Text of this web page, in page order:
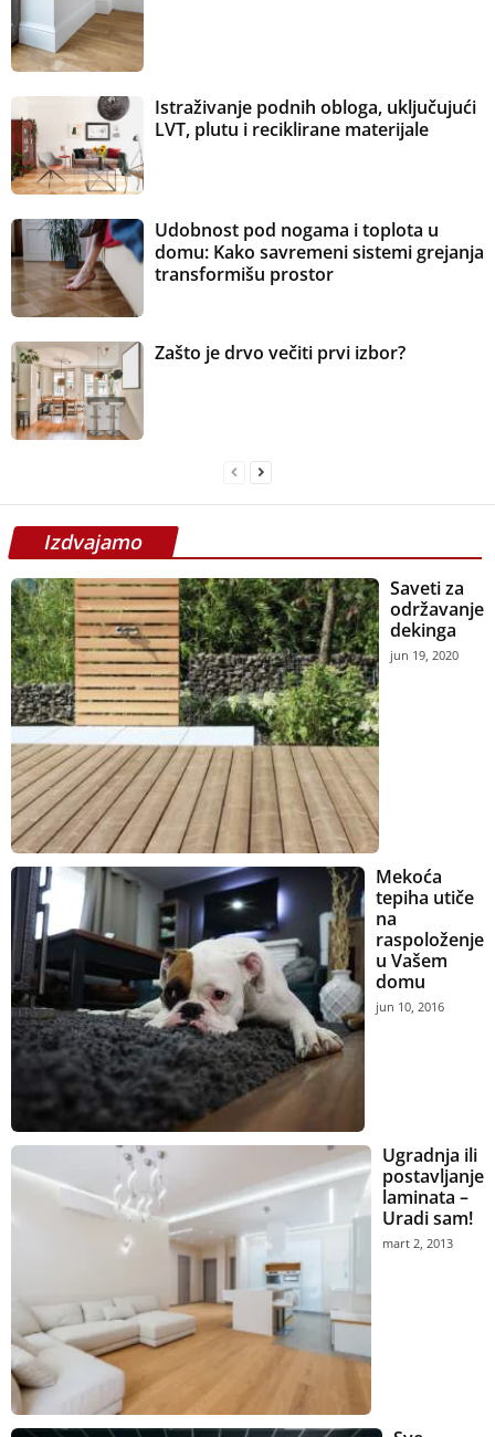
Istraživanje podnih obloga, uključujući
LVT, plutu i reciklirane materijale
Udobnost pod nogama i toplota u
domu: Kako savremeni sistemi grejanja
transformišu prostor
Zašto je drvo večiti prvi izbor?
Izdvajamo
Saveti za
održavanje
dekinga
jun 19, 2020
Mekoća
tepiha utiče
na
raspoloženje
u Vašem
domu
jun 10, 2016
Ugradnja ili
postavljanje
laminata –
Uradi sam!
mart 2, 2013